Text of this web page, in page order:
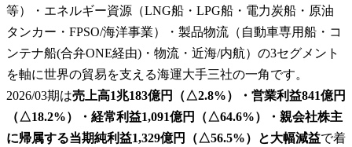
等）・エネルギー資源（LNG船・LPG船・電力炭船・原油
タンカー・FPSO/海洋事業）・製品物流（自動車専用船・コ
ンテナ船(合弁ONE経由)・物流・近海/内航）の3セグメント
を軸に世界の貿易を支える海運大手三社の一角です。
2026/03期は売上高1兆183億円（△2.8%）・営業利益841億円
（△18.2%）・経常利益1,091億円（△64.6%）・親会社株主
に帰属する当期純利益1,329億円（△56.5%）と大幅減益で着